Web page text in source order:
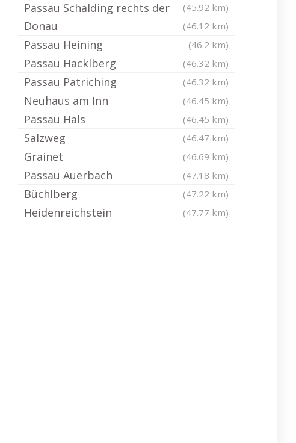
(45.92 km)
Passau Schalding rechts der
Donau
(46.12 km)
Passau Heining (46.2 km)
Passau Hacklberg (46.32 km)
Passau Patriching (46.32 km)
Neuhaus am Inn (46.45 km)
Passau Hals (46.45 km)
Salzweg (46.47 km)
Grainet (46.69 km)
Passau Auerbach (47.18 km)
Büchlberg (47.22 km)
Heidenreichstein (47.77 km)